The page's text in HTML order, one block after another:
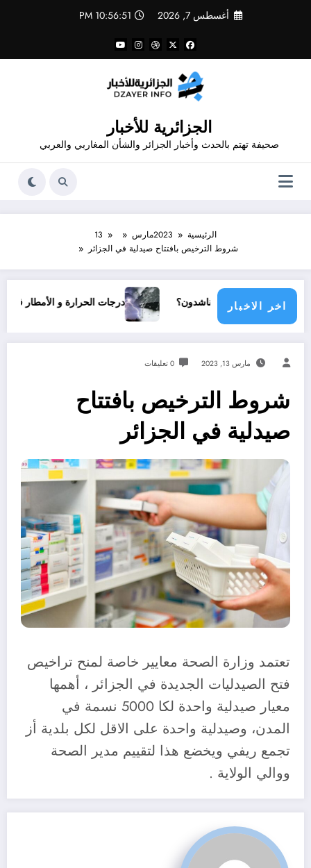
أغسطس 7, 2026 10:56:51 PM
الجزائرية للأخبار
صحيفة تهتم بالحدث وأخبار الجزائر والشأن المغاربي والعربي
الرئيسية 2023مارس
13
شروط الترخيص بافتتاح صيدلية في الجزائر
اخر الاخبار
مجتمع دولي يناشدون؟ درجات الحرارة و الأمطار في سبتمبر 2026 في الجزائر
مارس 13, 2023 0 تعليقات
شروط الترخيص بافتتاح
صيدلية في الجزائر
تعتمد وزارة الصحة معايير خاصة لمنح تراخيص
فتح الصيدليات الجديدة في الجزائر ، أهمها
معيار صيدلية واحدة لكا 5000 نسمة في
المدن، وصيدلية واحدة على الاقل لكل بلدية أز
تجمع ريفي ويخضع هذا لتقييم مدير الصحة
ووالي الولاية .